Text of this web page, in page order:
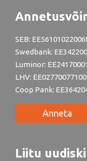
SEB:
Swedbank:
Luminor:
LHV:
Coop Pank:
Anneta
Liitu